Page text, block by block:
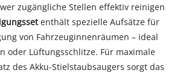
zugängliche Stellen effektiv reinigen
enthält spezielle Aufsätze für
von Fahrzeuginnenräumen – ideal
oder Lüftungsschlitze. Für maximale
des Akku-Stielstaubsaugers sorgt das